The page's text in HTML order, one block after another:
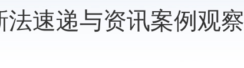
法速递与资讯案例观察